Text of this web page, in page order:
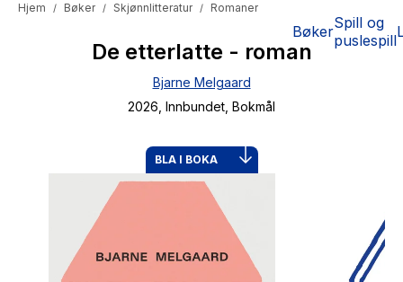
BøkerSpill og
puslespill
Populære søk
Pokemon
Fury Bound - Sable Sorensen
Elizabeth Strout
Hypopressiv trening
Hjem / Bøker / Skjønnlitteratur / Romaner
De etterlatte - roman
Bjarne Melgaard
2026 , Innbundet , Bokmål
BLA I BOKA